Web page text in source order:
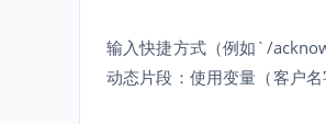
输入快捷方式（例如`/
动态片段：使用变量（客户